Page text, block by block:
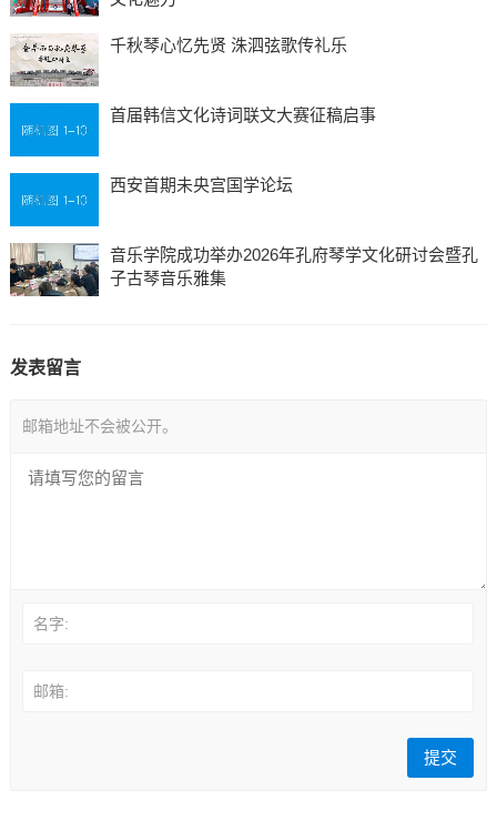
千秋琴心忆先贤 洙泗弦歌传礼乐
首届韩信文化诗词联文大赛征稿启事
西安首期未央宫国学论坛
音乐学院成功举办2026年孔府琴学文化研讨会暨孔
子古琴音乐雅集
发表留言
邮箱地址不会被公开。
名字:
邮箱: